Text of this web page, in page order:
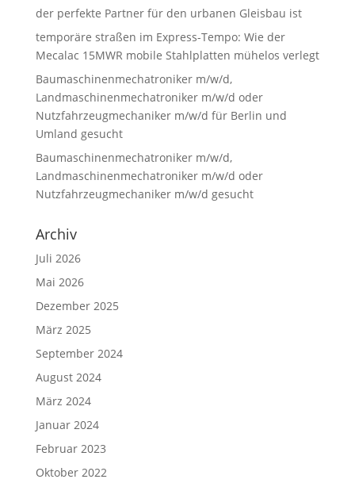
der perfekte Partner für den urbanen Gleisbau ist
temporäre straßen im Express-Tempo: Wie der
Mecalac 15MWR mobile Stahlplatten mühelos verlegt
Baumaschinenmechatroniker m/w/d,
Landmaschinenmechatroniker m/w/d oder
Nutzfahrzeugmechaniker m/w/d für Berlin und
Umland gesucht
Baumaschinenmechatroniker m/w/d,
Landmaschinenmechatroniker m/w/d oder
Nutzfahrzeugmechaniker m/w/d gesucht
Archiv
Juli 2026
Mai 2026
Dezember 2025
März 2025
September 2024
August 2024
März 2024
Januar 2024
Februar 2023
Oktober 2022